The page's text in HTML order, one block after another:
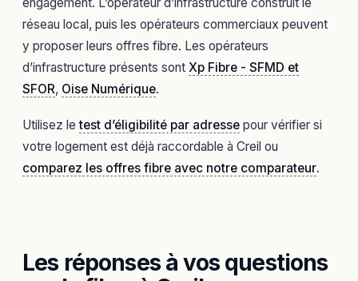
réseau local, puis les opérateurs commerciaux peuvent
y proposer leurs offres fibre. Les opérateurs
d’infrastructure présents sont Xp Fibre - SFMD et
SFOR, Oise Numérique.
Utilisez letest d’éligibilité par adresse pour vérifier si
votre logement est déjà raccordable à Creil ou
comparez les offres fibre avec notre comparateur.
Les réponses à vos questions